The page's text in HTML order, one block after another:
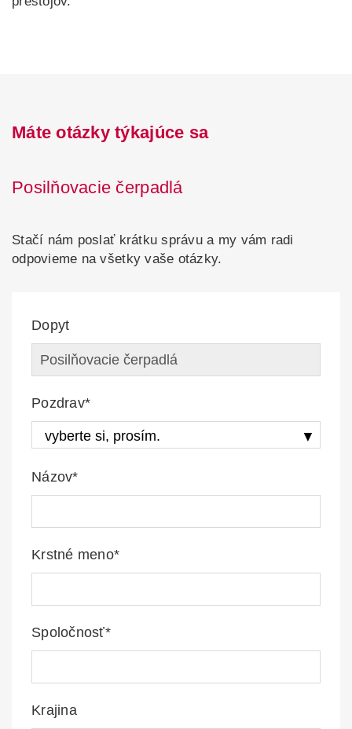
Máte otázky týkajúce sa
Posilňovacie čerpadlá
Stačí nám poslať krátku správu a my vám radi
odpovieme na všetky vaše otázky.
Dopyt
Pozdrav*
Názov*
Krstné meno*
Spoločnosť*
Krajina